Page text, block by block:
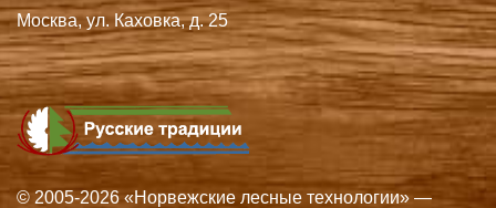
Москва, ул. Каховка, д. 25
© 2005-2026 «Норвежские лесные технологии» —